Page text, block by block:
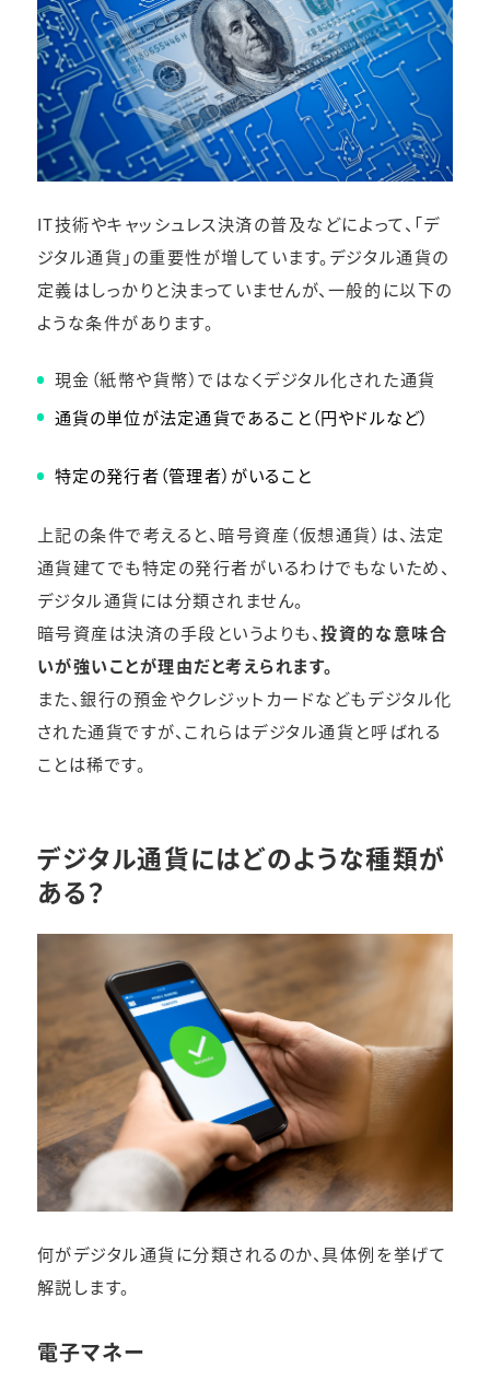
IT技術やキャッシュレス決済の普及などによって、「デ
ジタル通貨」の重要性が増しています。デジタル通貨の
定義はしっかりと決まっていませんが、一般的に以下の
ような条件があります。
現金（紙幣や貨幣）ではなくデジタル化された通貨
通貨の単位が法定通貨であること（円やドルなど）
特定の発行者（管理者）がいること
上記の条件で考えると、暗号資産（仮想通貨）は、法定
通貨建てでも特定の発行者がいるわけでもないため、
デジタル通貨には分類されません。
暗号資産は決済の手段というよりも、投資的な意味合
いが強いことが理由だと考えられます。
また、銀行の預金やクレジットカードなどもデジタル化
された通貨ですが、これらはデジタル通貨と呼ばれる
ことは稀です。
デジタル通貨にはどのような種類が
ある？
何がデジタル通貨に分類されるのか、具体例を挙げて
解説します。
電子マネー